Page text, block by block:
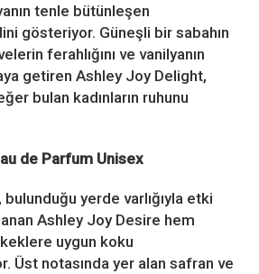
tenle bütünleşen
gösteriyor. Güneşli bir sabahın
ferahlığını ve vanilyanın
getiren Ashley Joy Delight,
bulan kadınların ruhunu
de Parfum Unisex
yerde varlığıyla etki
Ashley Joy Desire hem
uygun koku
Üst notasında yer alan safran ve